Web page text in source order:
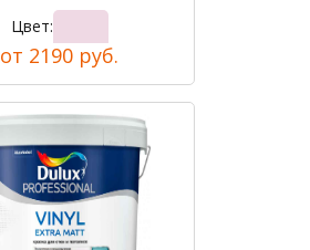
Цвет:
от 2190 руб.